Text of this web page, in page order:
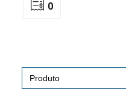
0
Search
for: